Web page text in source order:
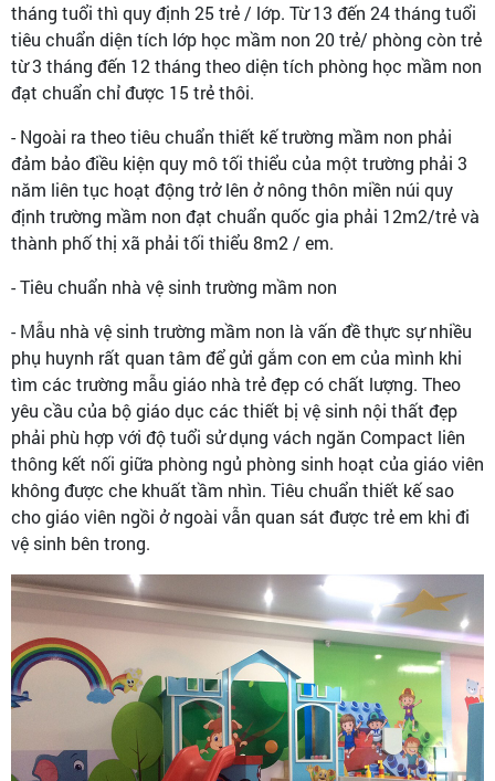
tháng tuổi thì quy định 25 trẻ / lớp. Từ 13 đến 24 tháng tuổi
tiêu chuẩn diện tích lớp học mầm non 20 trẻ/ phòng còn trẻ
từ 3 tháng đến 12 tháng theo diện tích phòng học mầm non
đạt chuẩn chỉ được 15 trẻ thôi.
- Ngoài ra theo tiêu chuẩn thiết kế trường mầm non phải
đảm bảo điều kiện quy mô tối thiểu của một trường phải 3
năm liên tục hoạt động trở lên ở nông thôn miền núi quy
định trường mầm non đạt chuẩn quốc gia phải 12m2/trẻ và
thành phố thị xã phải tối thiểu 8m2 / em.
- Tiêu chuẩn nhà vệ sinh trường mầm non
- Mẫu nhà vệ sinh trường mầm non là vấn đề thực sự nhiều
phụ huynh rất quan tâm để gửi gắm con em của mình khi
tìm các trường mẫu giáo nhà trẻ đẹp có chất lượng. Theo
yêu cầu của bộ giáo dục các thiết bị vệ sinh nội thất đẹp
phải phù hợp với độ tuổi sử dụng vách ngăn Compact liên
thông kết nối giữa phòng ngủ phòng sinh hoạt của giáo viên
không được che khuất tầm nhìn. Tiêu chuẩn thiết kế sao
cho giáo viên ngồi ở ngoài vẫn quan sát được trẻ em khi đi
vệ sinh bên trong.